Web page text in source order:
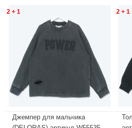
2 + 1
Джемпер для мальчика
2 + 1